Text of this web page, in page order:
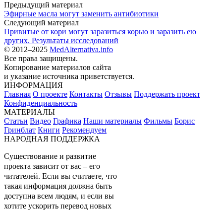
Предыдущий материал
Эфирные масла могут заменить антибиотики
Следующий материал
Привитые от кори могут заразиться корью и заразить ею
других. Результаты исследований
© 2012–2025 MedAlternativa.info
Все права защищены.
Копирование материалов сайта
и указание источника приветствуется.
ИНФОРМАЦИЯ
Главная О проекте Контакты Отзывы Поддержать проект
Конфиденциальность
МАТЕРИАЛЫ
Статьи Видео Графика Наши материалы Фильмы Борис
Гринблат Книги Рекомендуем
НАРОДНАЯ ПОДДЕРЖКА
Существование и развитие
проекта зависит от вас – его
читателей. Если вы считаете, что
такая информация должна быть
доступна всем людям, и если вы
хотите ускорить перевод новых